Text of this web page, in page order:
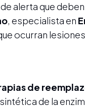
alerta que
, especialista en
ocurran
de
de la